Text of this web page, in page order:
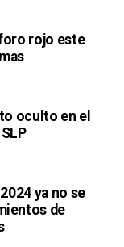
rojo este
oculto en el
ya no se
de